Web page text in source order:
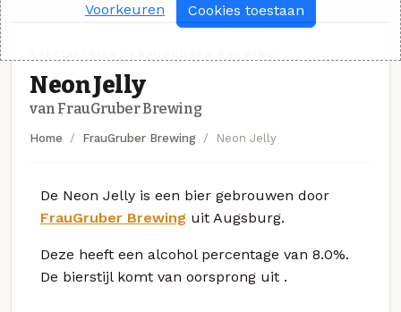
Neon Jelly
van FrauGruber Brewing
Home FrauGruber Brewing Neon Jelly
De Neon Jelly is een bier gebrouwen door
FrauGruber Brewing uit Augsburg.
Deze heeft een alcohol percentage van 8.0%.
De bierstijl komt van oorsprong uit .
Voorkeuren Cookies toestaan